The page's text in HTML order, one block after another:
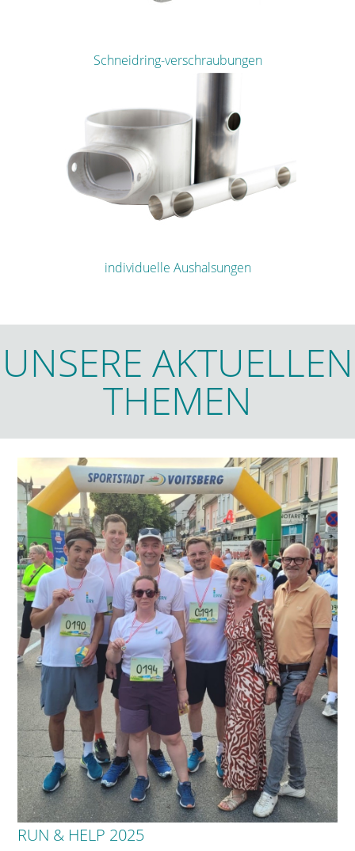
Schneidring-verschraubungen
individuelle Aushalsungen
UNSERE AKTUELLEN
THEMEN
RUN & HELP 2025